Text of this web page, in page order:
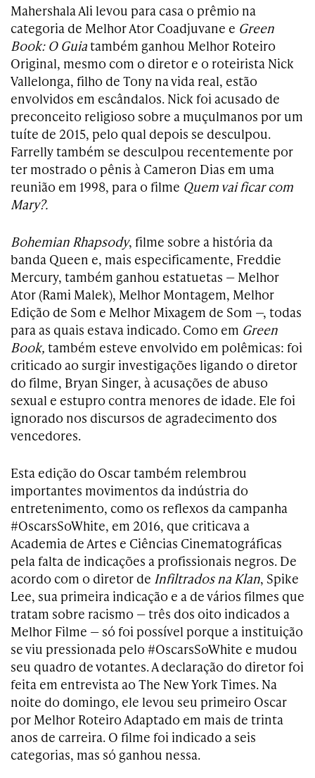
Mahershala Ali levou para casa o prêmio na
categoria de Melhor Ator Coadjuvane e Green
Book: O Guiatambém ganhou Melhor Roteiro
Original, mesmo com o diretor e o roteirista Nick
Vallelonga, filho de Tony na vida real, estão
envolvidos em escândalos. Nick foi acusado de
preconceito religioso sobre a muçulmanos por um
tuíte de 2015, pelo qual depois se desculpou.
Farrelly também se desculpou recentemente por
ter mostrado o pênis à Cameron Dias em uma
reunião em 1998, para o filme Quem vai ficar com
Mary?.
Bohemian Rhapsody, filme sobre a história da
banda Queen e, mais especificamente, Freddie
Mercury, também ganhou estatuetas — Melhor
Ator (Rami Malek), Melhor Montagem, Melhor
Edição de Som e Melhor Mixagem de Som —, todas
para as quais estava indicado. Como em Green
Book, também esteve envolvido em polêmicas: foi
criticado ao surgir investigações ligando o diretor
do filme, Bryan Singer, à acusações de abuso
sexual e estupro contra menores de idade. Ele foi
ignorado nos discursos de agradecimento dos
vencedores.
Esta edição do Oscar também relembrou
importantes movimentos da indústria do
entretenimento, como os reflexos da campanha
#OscarsSoWhite, em 2016, que criticava a
Academia de Artes e Ciências Cinematográficas
pela falta de indicações a profissionais negros. De
acordo com o diretor de Infiltrados na Klan, Spike
Lee, sua primeira indicação e a de vários filmes que
tratam sobre racismo — três dos oito indicados a
Melhor Filme — só foi possível porque a instituição
se viu pressionada pelo #OscarsSoWhite e mudou
seu quadro de votantes. A declaração do diretor foi
feita em entrevista ao The New York Times. Na
noite do domingo, ele levou seu primeiro Oscar
por Melhor Roteiro Adaptado em mais de trinta
anos de carreira. O filme foi indicado a seis
categorias, mas só ganhou nessa.